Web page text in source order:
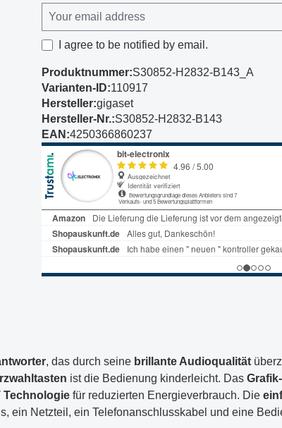
I agree to be notified by email.
Produktnummer:S30852-H2832-B143_A
Varianten-ID:110917
Hersteller:gigaset
Hersteller-Nr.:S30852-H2832-B143
EAN:4250366860237
, das durch seine brillante Audioqualität
ist die Bedienung kinderleicht. Das
Technologie für reduzierten Energieverbrauch. Die
ein Netzteil, ein Telefonanschlusskabel und eine